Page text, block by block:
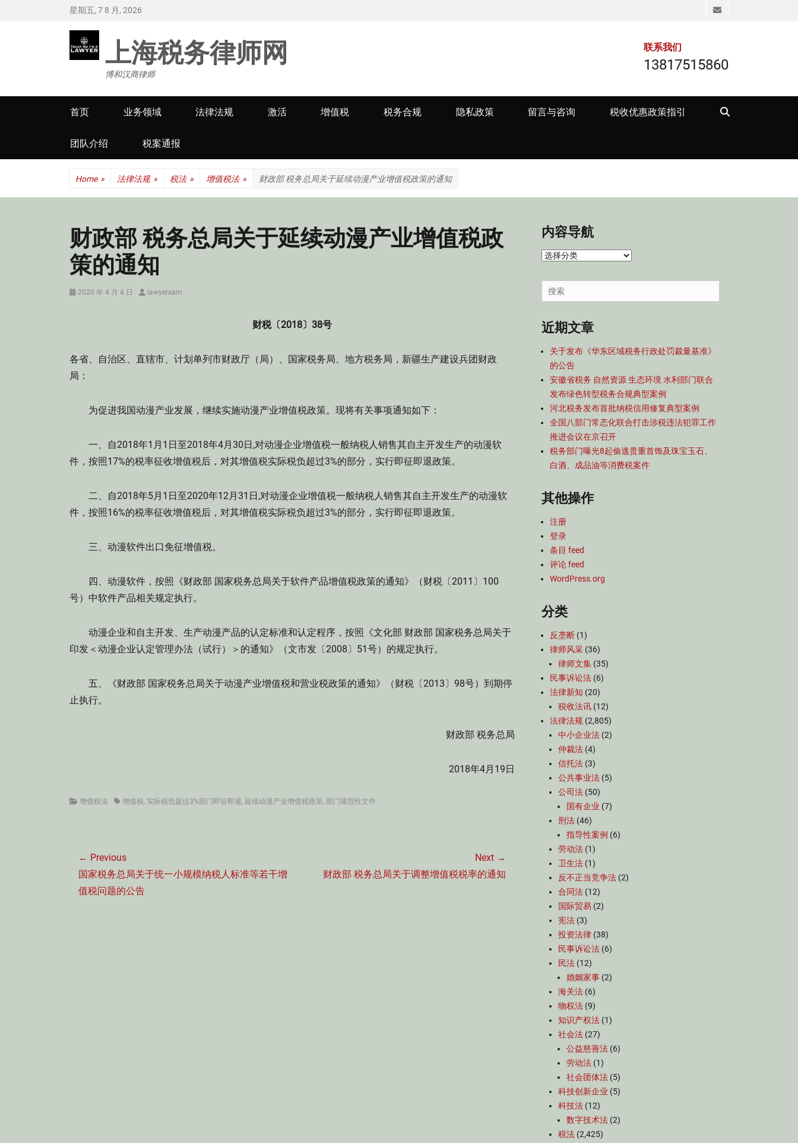
星期五, 7 8 月, 2026 Email
上海税务律师网
博和汉商律师
联系我们
13817515860
Primary
menu
首页 业务领域 法律法规 激活 增值税 税务合规 隐私政策 留言与咨询 税收优惠政策指引
团队介绍 税案通报
Home » 法律法规 » 税法 » 增值税法 » 财政部 税务总局关于延续动漫产业增值税政策的通知
财政部 税务总局关于延续动漫产业增值税政
策的通知
Posted
2020 年 4 月 4 日 Authorlawyersam
财税〔2018〕38号
各省、自治区、直辖市、计划单列市财政厅（局）、国家税务局、地方税务局，新疆生产建设兵团财政
局：
为促进我国动漫产业发展，继续实施动漫产业增值税政策。现将有关事项通知如下：
一、自2018年1月1日至2018年4月30日,对动漫企业增值税一般纳税人销售其自主开发生产的动漫软
件，按照17%的税率征收增值税后，对其增值税实际税负超过3%的部分，实行即征即退政策。
二、自2018年5月1日至2020年12月31日,对动漫企业增值税一般纳税人销售其自主开发生产的动漫软
件，按照16%的税率征收增值税后，对其增值税实际税负超过3%的部分，实行即征即退政策。
三、动漫软件出口免征增值税。
四、动漫软件，按照《财政部 国家税务总局关于软件产品增值税政策的通知》（财税〔2011〕100
号）中软件产品相关规定执行。
动漫企业和自主开发、生产动漫产品的认定标准和认定程序，按照《文化部 财政部 国家税务总局关于
印发＜动漫企业认定管理办法（试行）＞的通知》（文市发〔2008〕51号）的规定执行。
五、《财政部 国家税务总局关于动漫产业增值税和营业税政策的通知》（财税〔2013〕98号）到期停
止执行。
财政部 税务总局
2018年4月19日
Categories
增值税法 Tags增值税, 实际税负超过3%部门即征即退, 延续动漫产业增值税政策, 部门规范性文件
章
导
航
← Previous
Previous
post:
国家税务总局关于统一小规模纳税人标准等若干增
值税问题的公告
Next →
财政部 税务总局关于调整增值税税率的通知
内容导航
内
导
航
Search
for:
近期文章
关于发布《华东区域税务行政处罚裁量基准》
的公告
安徽省税务 自然资源 生态环境 水利部门联合
发布绿色转型税务合规典型案例
河北税务发布首批纳税信用修复典型案例
全国八部门常态化联合打击涉税违法犯罪工作
推进会议在京召开
税务部门曝光8起偷逃贵重首饰及珠宝玉石、
白酒、成品油等消费税案件
其他操作
注册
登录
条目 feed
评论 feed
WordPress.org
分类
反垄断 (1)
律师风采 (36)
律师文集 (35)
民事诉讼法 (6)
法律新知 (20)
税收法讯 (12)
法律法规 (2,805)
中小企业法 (2)
仲裁法 (4)
信托法 (3)
公共事业法 (5)
公司法 (50)
国有企业 (7)
刑法 (46)
指导性案例 (6)
劳动法 (1)
卫生法 (1)
反不正当竞争法 (2)
合同法 (12)
国际贸易 (2)
宪法 (3)
投资法律 (38)
民事诉讼法 (6)
民法 (12)
婚姻家事 (2)
海关法 (6)
物权法 (9)
知识产权法 (1)
社会法 (27)
公益慈善法 (6)
劳动法 (1)
社会团体法 (5)
科技创新企业 (5)
科技法 (12)
数字技术法 (2)
税法 (2,425)